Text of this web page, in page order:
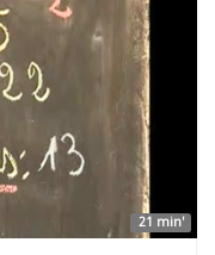
21 min'